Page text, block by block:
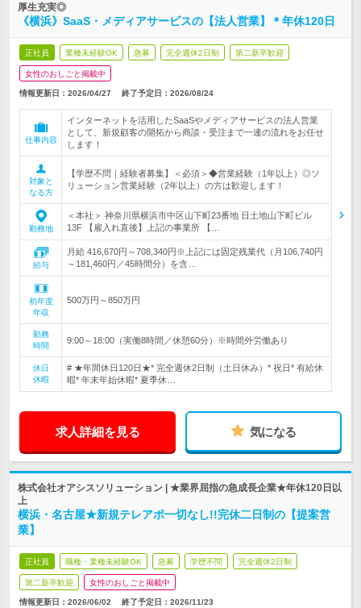
厚生充実◎
《横浜》SaaS・メディアサービスの【法人営業】＊年休120日
正社員 業種未経験OK 急募 完全週休2日制 第二新卒歓迎
女性のおしごと掲載中
情報更新日：2026/04/27 終了予定日： 2026/08/24
仕事内容
インターネットを活用したSaaSやメディアサービスの法人営業
として、新規顧客の開拓から商談・受注まで一連の流れをお任せ
します！
対象と
なる方
【学歴不問｜経験者募集】＜必須＞◆営業経験（1年以上）◎ソ
リューション営業経験（2年以上）の方は歓迎します！
勤務地
＜本社＞ 神奈川県横浜市中区山下町23番地 日土地山下町ビル
13F 【雇入れ直後】上記の事業所 【…
給与
月給 416,670円～708,340円※上記には固定残業代（月106,740円
～181,460円／45時間分）を含…
初年度
年収
500万円～850万円
勤務
時間
9:00～18:00（実働8時間／休憩60分）※時間外労働あり
休日
休暇
# ★年間休日120日★* 完全週休2日制（土日休み）* 祝日* 有給休
暇* 年末年始休暇* 夏季休…
求人詳細を見る 気になる
株式会社オアシスソリューション | ★業界屈指の急成長企業★年休120日以
上
横浜・名古屋★新規テレアポ一切なし!!完休二日制の【提案営
業】
正社員 職種・業種未経験OK 急募 学歴不問 完全週休2日制
第二新卒歓迎 女性のおしごと掲載中
情報更新日：2026/06/02 終了予定日： 2026/11/23